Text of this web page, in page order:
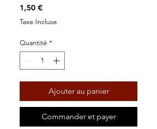
1,50 €Prix
Taxe Incluse
Quantité *
Ajouter au panier
Commander et payer